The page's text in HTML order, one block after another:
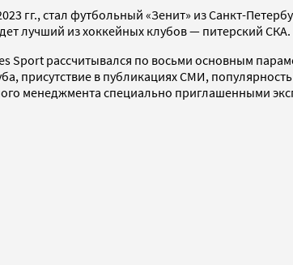
гг., стал футбольный «Зенит» из Санкт-
лучший из хоккейных клубов — питерский СКА.
Sport рассчитывался по восьми основным
присутствие в публикациях СМИ,
менеджмента специально приглашенными